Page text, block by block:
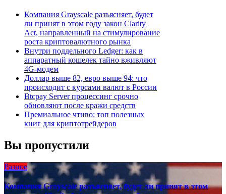
Компания Grayscale разъясняет, будет
ли принят в этом году закон Clarity
Act, направленный на стимулирование
роста криптовалютного рынка
Внутри поддельного Ledger: как в
аппаратный кошелек тайно вживляют
4G-модем
Доллар выше 82, евро выше 94: что
происходит с курсами валют в России
Btcpay Server процессинг срочно
обновляют после кражи средств
Премиальное чтиво: топ полезных
книг для криптотрейдеров
Вы пропустили
Разное
Компания Grayscale разъясняет, будет ли принят в этом